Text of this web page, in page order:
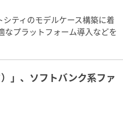
ティのモデルケース構築に着
プラットフォーム導入などを
」、ソフトバンク系ファ